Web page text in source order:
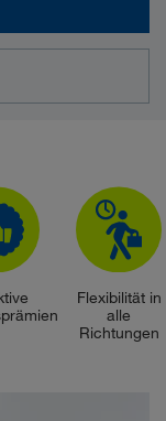
Flexibilität in
alle
Richtungen